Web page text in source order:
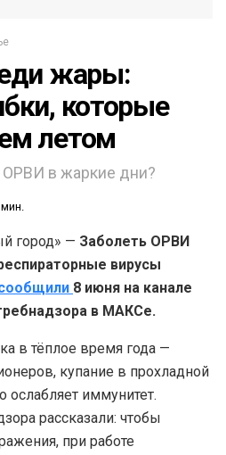
жары:
которые
летом
ОРВИ в жаркие дни?
город» — Заболеть ОРВИ
вирусы
8 июня на канале
в МАКСе.
в тёплое время года —
купание в прохладной
ослабляет иммунитет.
рассказали: чтобы
при работе